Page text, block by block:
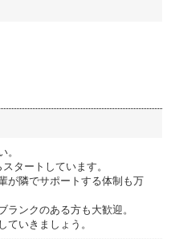
。
タートしています。
が隣でサポートする体制も万
ンクのある方も大歓迎。
ていきましょう。